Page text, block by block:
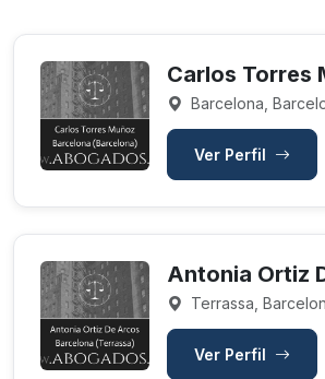
Carlos Torres
Barcelona,
Ver Perfil
Antonia Ortiz
Terrassa,
Ver Perfil